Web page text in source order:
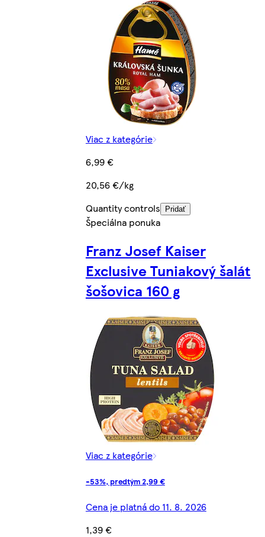
Viac z kategórie
6,99 €
20,56 €/kg
Quantity controls
Pridať
Špeciálna ponuka
Franz Josef Kaiser
Exclusive Tuniakový šalát
šošovica 160 g
Viac z kategórie
-53%, predtým 2,99 €
Cena je platná do 11. 8. 2026
1,39 €